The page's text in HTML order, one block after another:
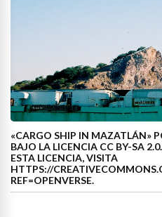
«CARGO SHIP IN MAZATLÁN»
BAJO LA LICENCIA CC BY-SA
ESTA LICENCIA, VISITA
HTTPS://
REF=OPENVERSE.